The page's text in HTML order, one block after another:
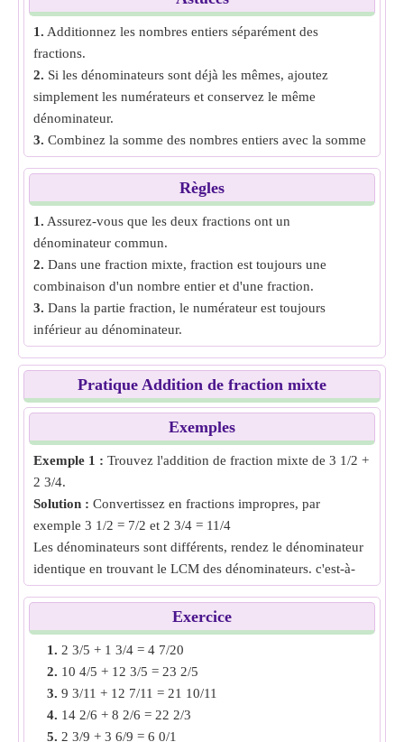
1. Additionnez les nombres entiers séparément des
fractions.
2. Si les dénominateurs sont déjà les mêmes, ajoutez
simplement les numérateurs et conservez le même
dénominateur.
3. Combinez la somme des nombres entiers avec la somme
des fractions pour obtenir la somme finale des nombres
Règles
1. Assurez-vous que les deux fractions ont un
dénominateur commun.
2. Dans une fraction mixte, fraction est toujours une
combinaison d'un nombre entier et d'une fraction.
3. Dans la partie fraction, le numérateur est toujours
inférieur au dénominateur.
Pratique Addition de fraction mixte
Exemples
Exemple 1 : Trouvez l'addition de fraction mixte de 3 1/2 +
2 3/4.
Solution : Convertissez en fractions impropres, par
exemple 3 1/2 = 7/2 et 2 3/4 = 11/4
Les dénominateurs sont différents, rendez le dénominateur
identique en trouvant le LCM des dénominateurs. c'est-à-
dire 14/4 et 11/4
Additionnez les deux fractions puis convertissez en fraction
mixte, c'est-à-dire 14/4 + 11/4 = 25/4 = 6 1/4
Addition de fraction mixte de
Exemple 2 :Trouvez l'addition de fraction mixte de 4 6/7 +
1 3/9.
Exercice
1. 2 3/5 + 1 3/4 = 4 7/20
2. 10 4/5 + 12 3/5 = 23 2/5
3. 9 3/11 + 12 7/11 = 21 10/11
4. 14 2/6 + 8 2/6 = 22 2/3
5. 2 3/9 + 3 6/9 = 6 0/1